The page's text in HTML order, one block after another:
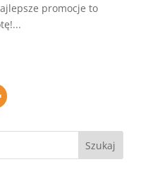
promocje to